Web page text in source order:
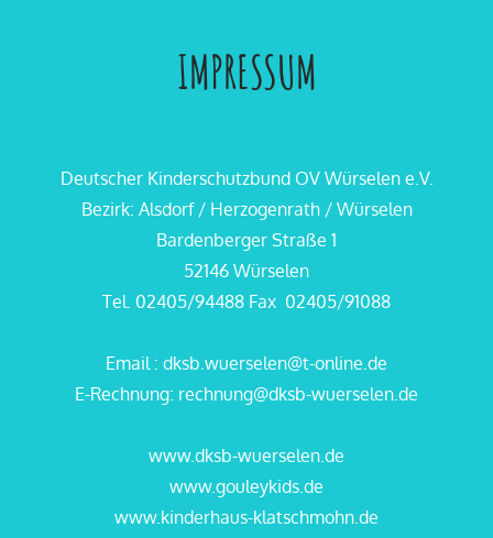
IMPRESSUM
Deutscher Kinderschutzbund OV Würselen e.V.
Bezirk: Alsdorf / Herzogenrath / Würselen
Bardenberger Straße 1
52146 Würselen
Tel. 02405/94488 Fax 02405/91088
Email : dksb.wuerselen@t-online.de
E-Rechnung: rechnung@dksb-wuerselen.de
www.dksb-wuerselen.de
www.gouleykids.de
www.kinderhaus-klatschmohn.de